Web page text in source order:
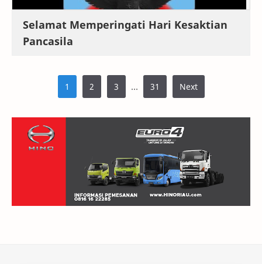
Selamat Memperingati Hari Kesaktian
Pancasila
1 2 3 ... 31 Next